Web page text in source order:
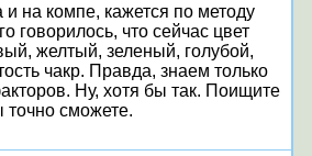
на компе, кажется по методу
что сейчас цвет
желтый, зеленый, голубой,
чакр. Правда, знаем только
Ну, хотя бы так. Поищите
точно сможете.